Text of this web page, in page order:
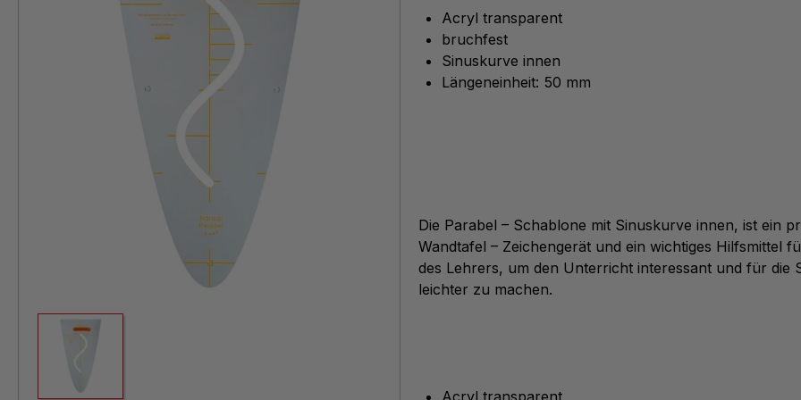
Acryl transparent
bruchfest
Sinuskurve innen
Längeneinheit: 50 mm
Die Parabel – Schablone mit Sinuskurve innen, ist ein
Wandtafel – Zeichengerät und ein wichtiges Hilfsmittel
des Lehrers, um den Unterricht interessant und für die
leichter zu machen.
Acryl transparent